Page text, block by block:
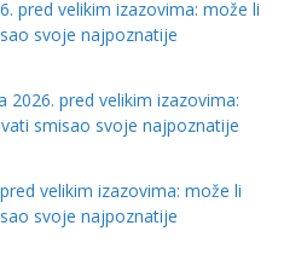
pred velikim izazovima: može li
svoje najpoznatije
2026. pred velikim izazovima:
smisao svoje najpoznatije
velikim izazovima: može li
svoje najpoznatije